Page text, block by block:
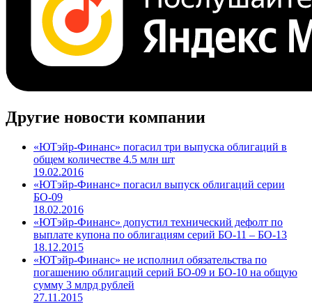
Другие новости компании
«ЮТэйр-Финанс» погасил три выпуска облигаций в
общем количестве 4.5 млн шт
19.02.2016
«ЮТэйр-Финанс» погасил выпуск облигаций серии
БО-09
18.02.2016
«ЮТэйр-Финанс» допустил технический дефолт по
выплате купона по облигациям серий БО-11 – БО-13
18.12.2015